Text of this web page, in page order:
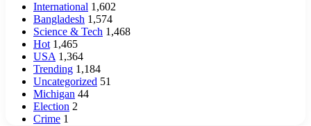
International 1,602
Bangladesh 1,574
Science & Tech 1,468
Hot 1,465
USA 1,364
Trending 1,184
Uncategorized 51
Michigan 44
Election 2
Crime 1